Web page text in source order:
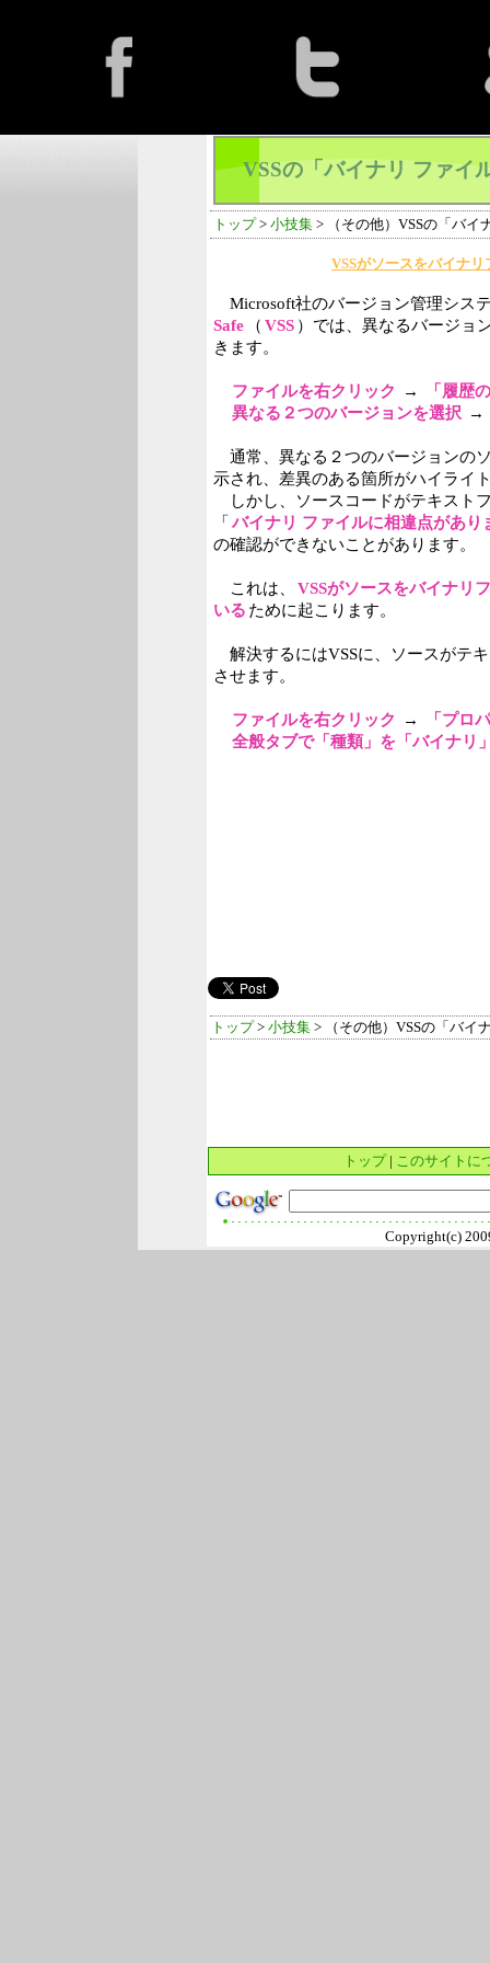
VSSの「バイナリ ファイ
トップ> 小技集 > （その他）VSSの「バイ
VSSがソースをバイナ
Microsoft社のバージョン管理シス
Safe
（ VSS ）では、異なるバージョ
きます。
ファイルを右クリック →
「履歴
異なる２つのバージョンを選択 →
通常、異なる２つのバージョンの
示され、差異のある箇所がハイライ
しかし、ソースコードがテキスト
「バイナリ ファイルに相違点があり
の確認ができないことがあります。
これは、
VSSがソースをバイナリ
いる ために起こります。
解決するにはVSSに、ソースがテ
させます。
ファイルを右クリック →
「プロ
全般タブで「種類」を「バイナリ
トップ> 小技集 > （その他）VSSの「バイ
トップ| このサイトに
Copyright(c)